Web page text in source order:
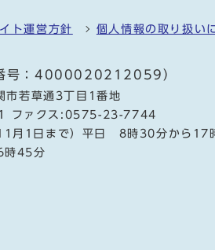
ト運営方針 個人情報の取り扱い
号：4000020212059）
若草通3丁目1番地
ファクス:0575-23-7744
月1日まで）平日 8時30分から17
時45分